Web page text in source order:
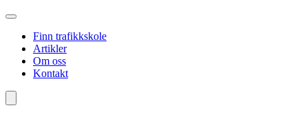
Finn trafikkskole
Artikler
Om oss
Kontakt